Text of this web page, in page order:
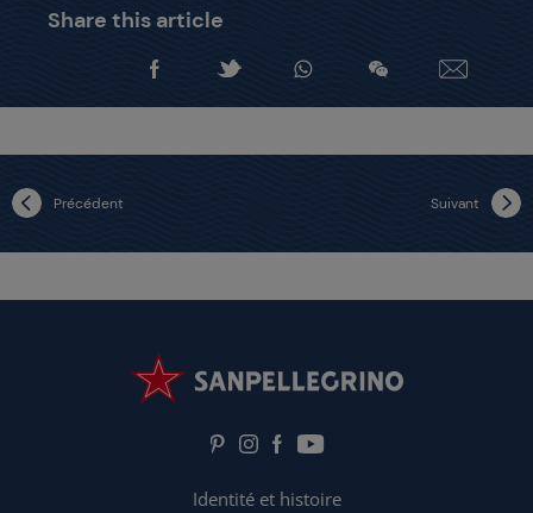
Share this article
Précédent Suivant
Identité et histoire